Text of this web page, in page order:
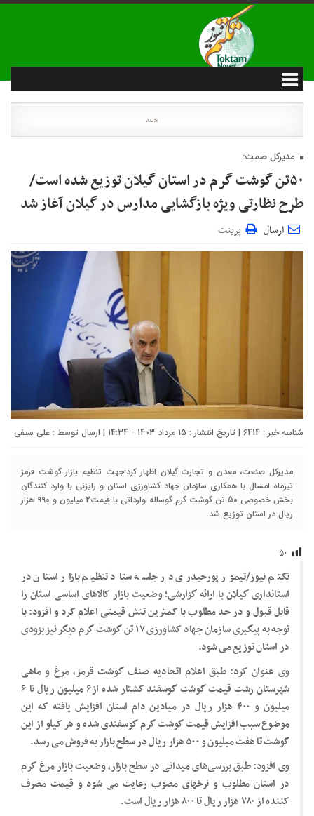
مدیرکل صمت:
۵۰تن گوشت گرم در استان گیلان توزیع شده است/
طرح نظارتی ویژه بازگشایی مدارس در گیلان آغاز شد
ارسال پرینت
شناسه خبر : 6414 | تاریخ انتشار : 15 مرداد 1403 - 14:34 | ارسال توسط : علی سیفی
مدیرکل صنعت، معدن و تجارت گیلان اظهار کرد:جهت تنظیم بازار گوشت قرمز
تیرماه امسال با همکاری سازمان جهاد کشاورزی استان و رایزنی با وارد کنندگان
بخش خصوصی 50 تن گوشت گرم گوساله وارداتی با قیمت2 میلیون و 990 هزار
ریال در استان توزیع شد.
۵۰
تکتم نیوز/تیمور پورحیدری در جلسه ستاد تنظیم بازار استان در
استانداری گیلان با ارائه گزارشی؛ وضعیت بازار کالاهای اساسی استان را
قابل قبول و در حد مطلوب با کمترین تنش قیمتی اعلام کرد و افزود: با
توجه به پیگیری سازمان جهاد کشاورزی ۱۷ تن گوشت گرم دیگر نیز بزودی
در استان توزیع می شود.
وی عنوان کرد: طبق اعلام اتحادیه صنف گوشت قرمز، مرغ و ماهی
شهرستان رشت قیمت گوشت گوسفند کشتار شده از۶ میلیون ریال تا ۶
میلیون و ۴۰۰ هزار ریال در میادین دام استان افزایش یافته که این
موضوع سبب افزایش قیمت گوشت گرم گوسفندی شده و هر کیلو از این
گوشت تا هفت میلیون و ۵۰۰ هزار ریال در سطح بازار به فروش می رسد.
وی افزود: طبق بررسی‌های میدانی در سطح بازار، وضعیت بازار مرغ گرم
در استان مطلوب و نرخهای مصوب رعایت می شود و قیمت مصرف
کننده از ۷۸۰ هزار ریال تا ۸۰۰ هزار ریال است.